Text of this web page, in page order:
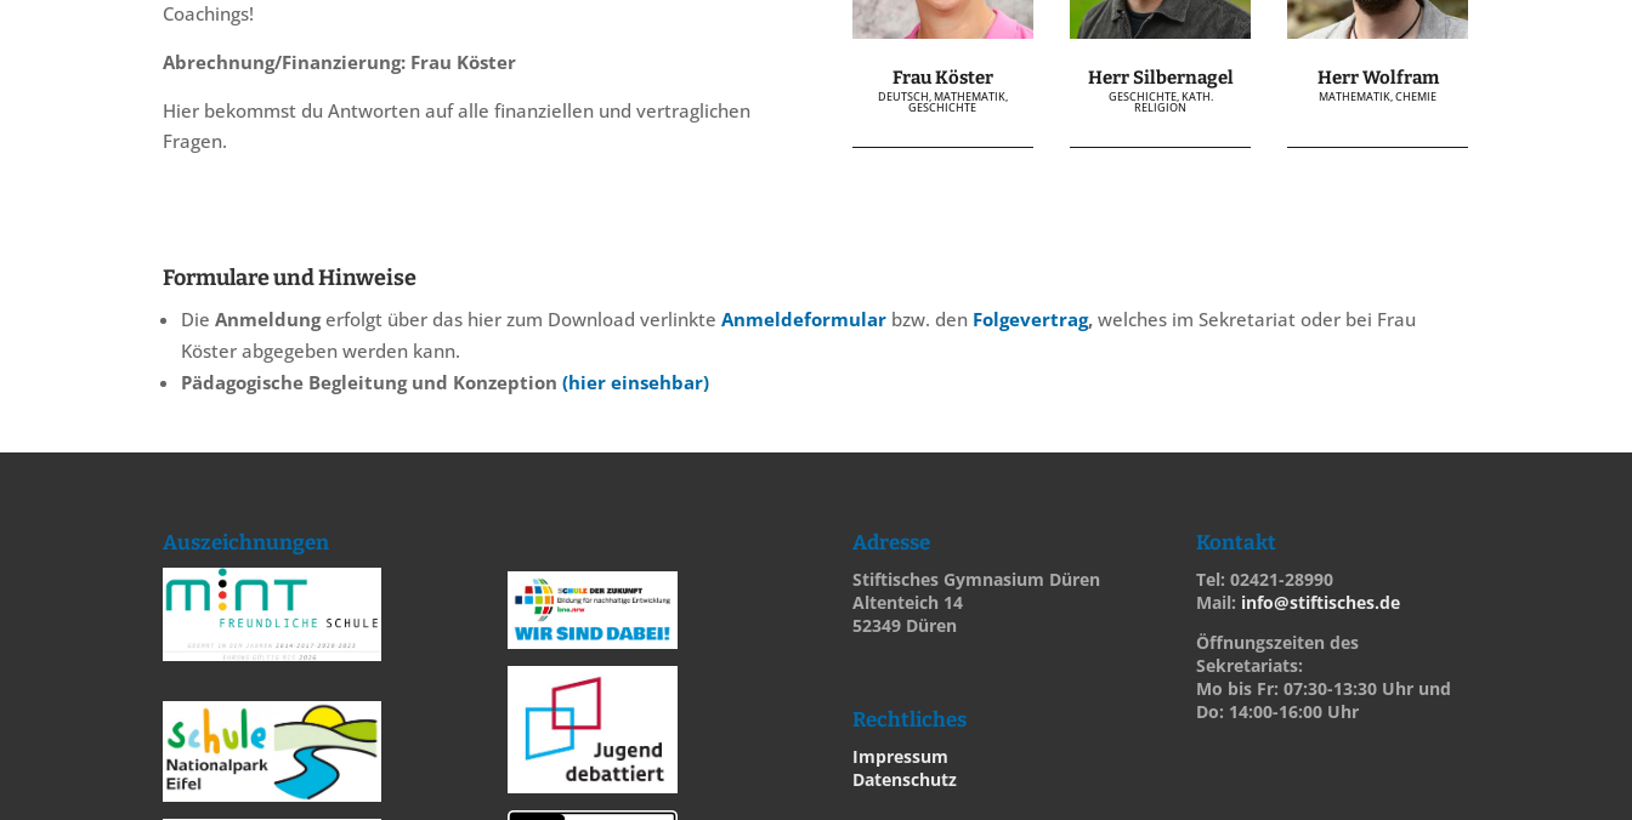
Coachings!
Abrechnung/Finanzierung: Frau Köster
Hier bekommst du Antworten auf alle finanziellen und vertraglichen
Fragen.
Frau Köster
DEUTSCH, MATHEMATIK,
GESCHICHTE
Herr Silbernagel
GESCHICHTE, KATH.
RELIGION
Herr Wolfram
MATHEMATIK, CHEMIE
Formulare und Hinweise
DieAnmeldungerfolgt über das hier zum Download verlinkteAnmeldeformular bzw. den Folgevertrag, welches im Sekretariat oder bei Frau
Köster abgegeben werden kann.
Pädagogische Begleitung und Konzeption(hier einsehbar)
Auszeichnungen Adresse
Stiftisches Gymnasium Düren
Altenteich 14
52349 Düren
Rechtliches
Impressum
Datenschutz
Kontakt
Tel: 02421-28990
Mail: info@stiftisches.de
Öffnungszeiten des
Sekretariats:
Mo bis Fr: 07:30-13:30 Uhr und
Do: 14:00-16:00 Uhr